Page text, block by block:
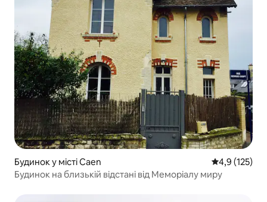
Будинок у місті Caen Середня
4,9 (125)
Будинок на близькій відстані від Меморіалу миру